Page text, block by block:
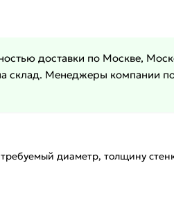
доставки по Москве,
склад. Менеджеры компании
диаметр, толщину